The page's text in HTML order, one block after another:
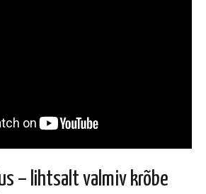
– lihtsalt valmiv krõbe